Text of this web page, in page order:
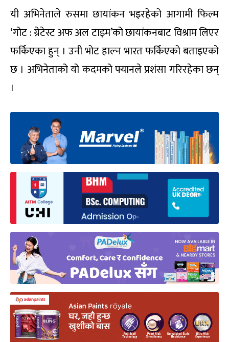
यी अभिनेताले रुसमा छायांकन भइरहेको आगामी फिल्म
‘गोट : ग्रेटेस्ट अफ अल टाइम’को छायांकनबाट विश्राम लिएर
फर्किएका हुन् । उनी भोट हाल्न भारत फर्किएको बताइएको
छ । अभिनेताको यो कदमको फ्यानले प्रशंसा गरिरहेका छन्
।